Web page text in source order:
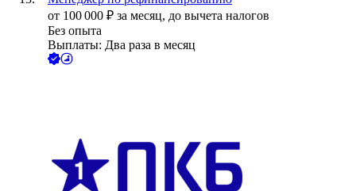
от 100 000 ₽ за месяц, до вычета налогов
Без опыта
Выплаты: Два раза в месяц